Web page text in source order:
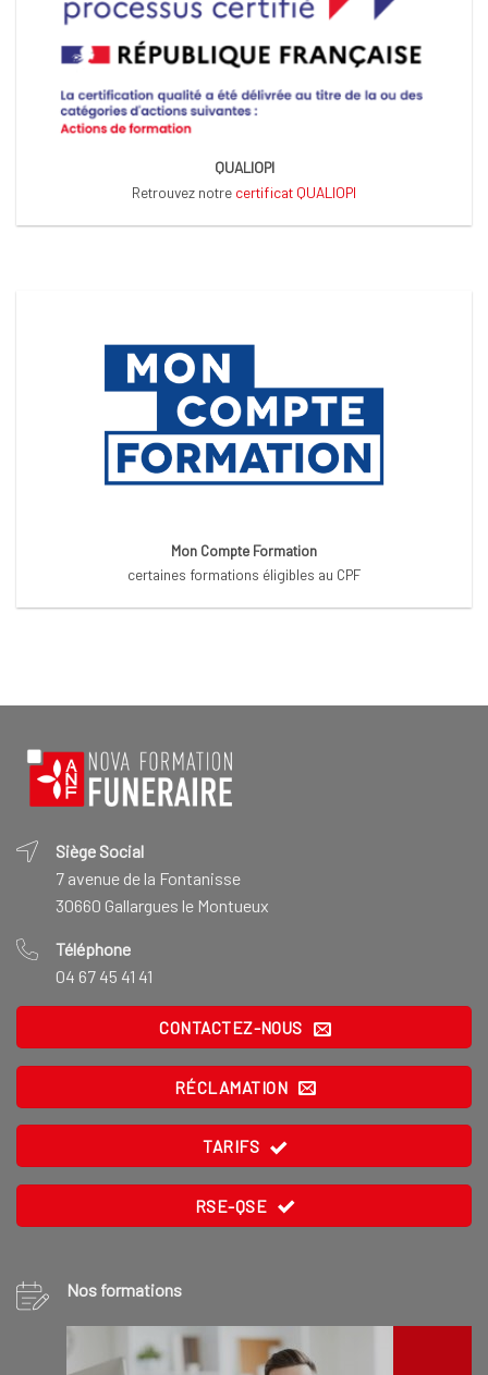
QUALIOPI
Retrouvez notre certificat QUALIOPI
Mon Compte Formation
certaines formations éligibles au CPF
Siège Social
7 avenue de la Fontanisse
30660 Gallargues le Montueux
Téléphone
04 67 45 41 41
CONTACTEZ-NOUS
RÉCLAMATION
TARIFS
RSE-QSE
Nos formations